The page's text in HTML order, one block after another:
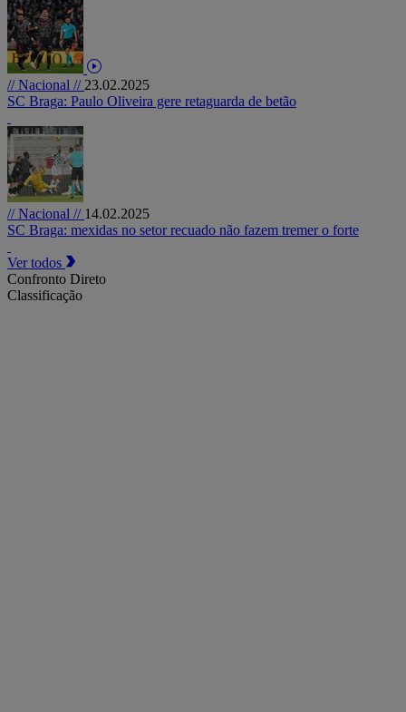
// Nacional // 23.02.2025
SC Braga: Paulo Oliveira gere retaguarda de betão
// Nacional // 14.02.2025
SC Braga: mexidas no setor recuado não fazem tremer o forte
Ver todos
Confronto Direto
Classificação